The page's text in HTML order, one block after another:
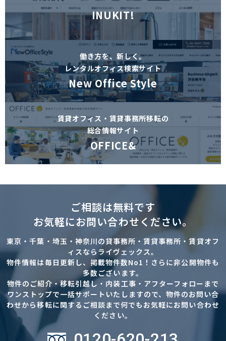
INUKIT!
働き方を、新しく。
レンタルオフィス検索サイト
New Office Style
賃貸オフィス・賃貸事務所移転の
総合情報サイト
OFFICE&
ご相談は無料です
お気軽にお問い合わせください。
東京・千葉・埼玉・神奈川の貸事務所・賃貸事務所・賃貸オフ
ィスならライヴェックス。
物件情報は毎日更新し、掲載物件数No1！さらに非公開物件も
多数ございます。
物件のご紹介・移転引越し・内装工事・アフターフォローまで
ワンストップで一括サポートいたしますので、物件のお問い合
わせから移転に関するご相談まで何でもお気軽にお問い合わせ
ください。